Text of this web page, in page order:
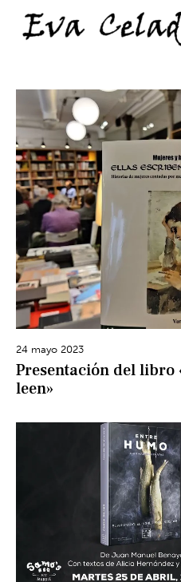
24 mayo 2023
Presentación del libro
leen»